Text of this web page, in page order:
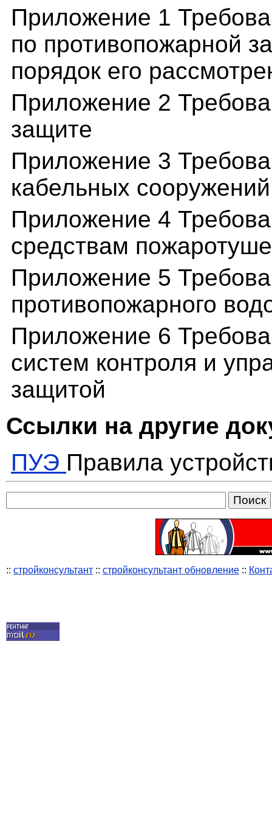
Приложение 1
по противопожарной
порядок его
Приложение 2
защите
Приложение 3
кабельных сооружений
Приложение 4
средствам
Приложение 5
противопожарного
Приложение 6
систем контроля и
защитой
Ссылки на другие
ПУЭ Правила
:: стройконсультант :: стройконсультант обновление ::